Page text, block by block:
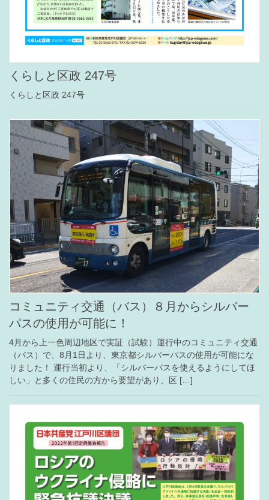
くらしと区政 247号
くらしと区政 247号
コミュニティ交通（バス）８月からシルバー
パスの使用が可能に！
4月から上一色周辺地区で実証（試験）運行中のコミュニティ交通
（バス）で、8月1日より、東京都シルバーパスの使用が可能にな
りました！ 運行当初より、「シルバーパスを使えるようにしてほ
しい」と多くの住民の方から要望があり、区 […]